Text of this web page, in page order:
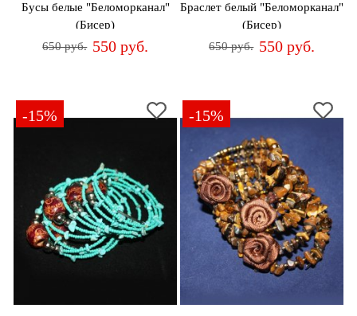
Бусы белые "Беломорканал"
(Бисер)
650 руб. 550 руб.
Браслет белый "Беломорканал"
(Бисер)
650 руб. 550 руб.
-15% -15%